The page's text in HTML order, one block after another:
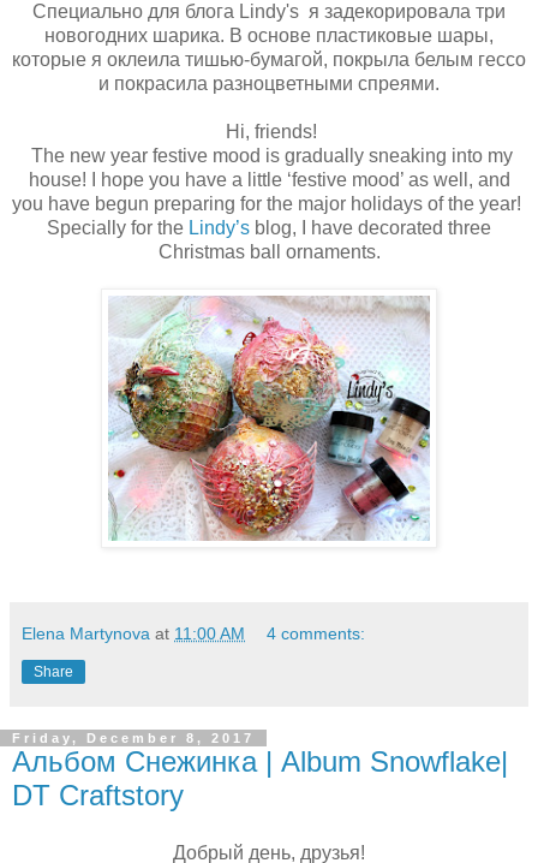
Специально для блога Lindy's я задекорировала три
новогодних шарика. В основе пластиковые шары,
которые я оклеила тишью-бумагой, покрыла белым гессо
и покрасила разноцветными спреями.
Hi, friends!
The new year festive mood is gradually sneaking into my
house! I hope you have a little ‘festive mood’ as well, and
you have begun preparing for the major holidays of the year!
Specially for the Lindy’s blog, I have decorated three
Christmas ball ornaments.
Elena Martynova at 11:00 AM 4 comments:
Share
Friday, December 8, 2017
Альбом Снежинка | Album Snowflake|
DT Craftstory
Добрый день, друзья!